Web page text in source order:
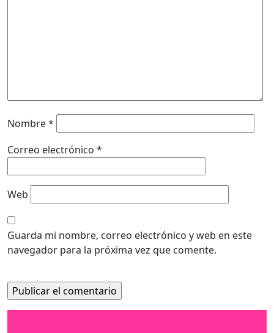
Nombre*
Correo electrónico *
Web
Guarda mi nombre, correo electrónico y web en este
navegador para la próxima vez que comente.